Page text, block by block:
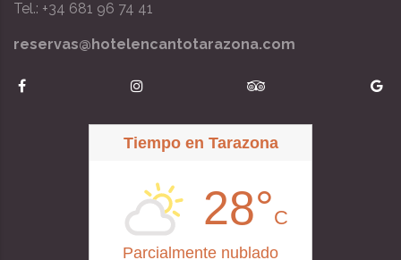
Tel.: +34 681 96 74 41
reservas@hotelencantotarazona.com
Tiempo en Tarazona
28°C
Parcialmente nublado